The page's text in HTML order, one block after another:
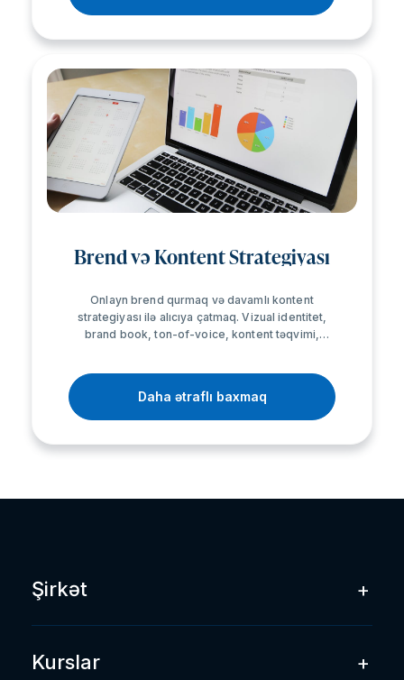
Brend və Kontent Strategiyası
Onlayn brend qurmaq və davamlı kontent
strategiyası ilə alıcıya çatmaq. Vizual identitet,
brand book, ton-of-voice, kontent təqvimi,
Daha ətraflı baxmaq
Şirkət +
Kurslar +